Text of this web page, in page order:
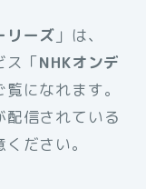
リーズ 」は、
ス「NHKオンデ
覧になれます。
信されている
ださい。